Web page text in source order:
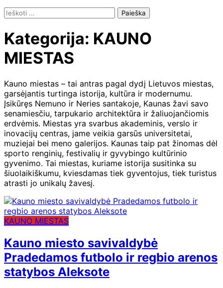
Ieškoti:
Kategorija: KAUNO
MIESTAS
Kauno miestas – tai antras pagal dydį Lietuvos miestas,
garsėjantis turtinga istorija, kultūra ir modernumu.
Įsikūręs Nemuno ir Neries santakoje, Kaunas žavi savo
senamiesčiu, tarpukario architektūra ir žaliuojančiomis
erdvėmis. Miestas yra svarbus akademinis, verslo ir
inovacijų centras, jame veikia garsūs universitetai,
muziejai bei meno galerijos. Kaunas taip pat žinomas dėl
sporto renginių, festivalių ir gyvybingo kultūrinio
gyvenimo. Tai miestas, kuriame istorija susitinka su
šiuolaikiškumu, kviesdamas tiek gyventojus, tiek turistus
atrasti jo unikalų žavesį.
KAUNO MIESTAS
Kauno miesto savivaldybė
Pradedamos futbolo ir regbio arenos
statybos Aleksote